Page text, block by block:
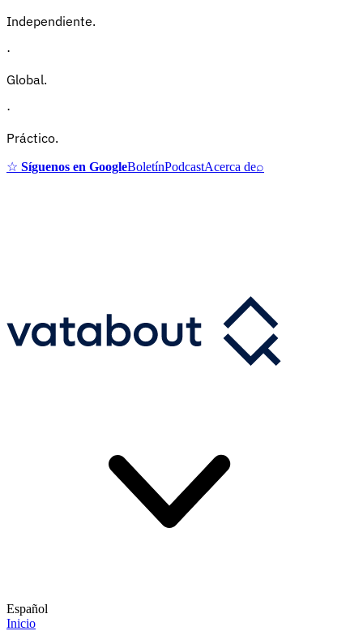
Independiente.
·
Global.
·
Práctico.
☆ Síguenos en GoogleBoletínPodcastAcerca de⌕
Español
Inicio